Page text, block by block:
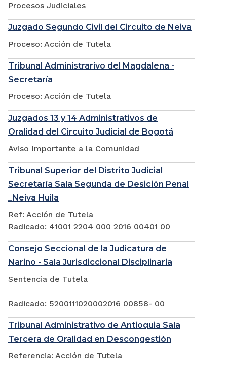
Procesos Judiciales
Juzgado Segundo Civil del Circuito de Neiva
Proceso: Acción de Tutela
Tribunal Administrarivo del Magdalena -
Secretaría
Proceso: Acción de Tutela
Juzgados 13 y 14 Administrativos de
Oralidad del Circuito Judicial de Bogotá
Aviso Importante a la Comunidad
Tribunal Superior del Distrito Judicial
Secretaría Sala Segunda de Desición Penal
_Neiva Huila
Ref: Acción de Tutela
Radicado: 41001 2204 000 2016 00401 00
Consejo Seccional de la Judicatura de
Nariño - Sala Jurisdiccional Disciplinaria
Sentencia de Tutela
Radicado: 5200111020002016 00858- 00
Tribunal Administrativo de Antioquia Sala
Tercera de Oralidad en Descongestión
Referencia: Acción de Tutela